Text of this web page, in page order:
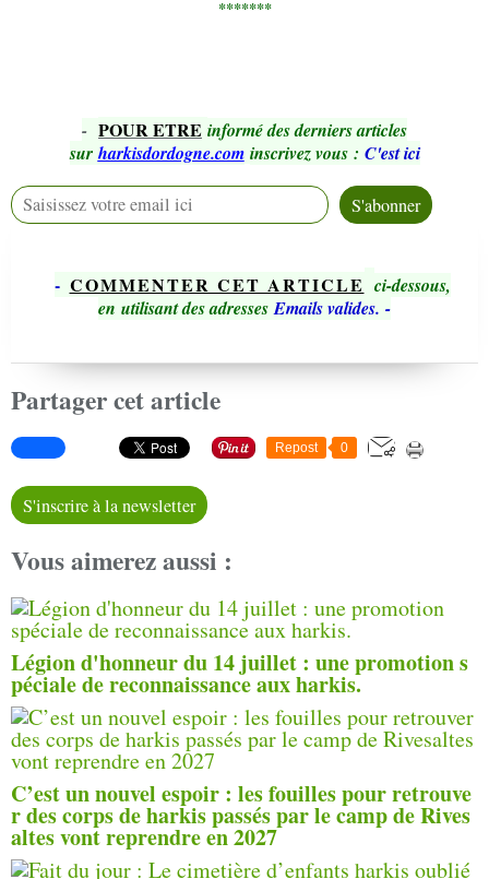
*******
- POUR ETRE informé des derniers articles
sur harkisdordogne.com inscrivez vous : C'est ici
- COMMENTER CET ARTICLE ci-dessous,
en utilisant des adressesEmails valides. -
Partager cet article
Repost 0
S'inscrire à la newsletter
Vous aimerez aussi :
Légion d'honneur du 14 juillet : une promotion s
péciale de reconnaissance aux harkis.
C’est un nouvel espoir : les fouilles pour retrouve
r des corps de harkis passés par le camp de Rives
altes vont reprendre en 2027